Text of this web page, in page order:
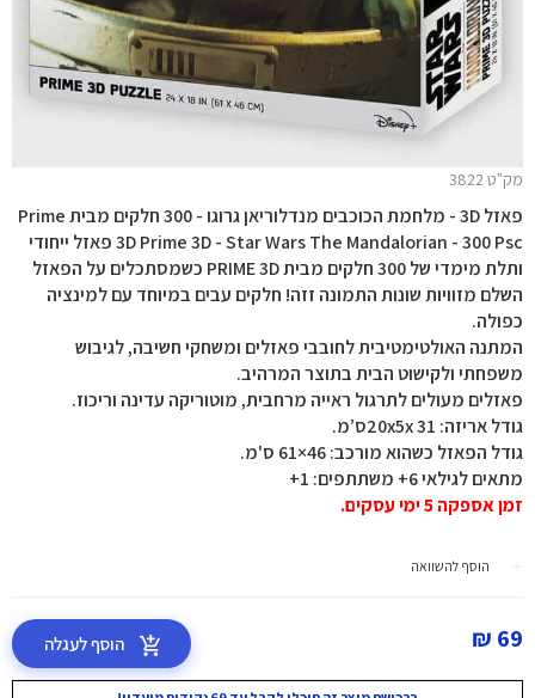
מק"ט 3822
פאזל 3D - מלחמת הכוכבים מנדלוריאן גרוגו - 300 חלקים מבית Prime
3D Prime 3D - Star Wars The Mandalorian - 300 Psc פאזל ייחודי
ותלת מימדי של 300 חלקים מבית PRIME 3D כשמסתכלים על הפאזל
השלם מזוויות שונות התמונה זזה! חלקים עבים במיוחד עם למינציה
כפולה.
המתנה האולטימטיבית לחובבי פאזלים ומשחקי חשיבה, לגיבוש
משפחתי ולקישוט הבית בתוצר המרהיב.
פאזלים מעולים לתרגול ראייה מרחבית, מוטוריקה עדינה וריכוז.
גודל אריזה: 31 20x5xס’מ.
גודל הפאזל כשהוא מורכב: 46×61 ס'מ.
מתאים לגילאי 6+ משתתפים: 1+
זמן אספקה 5 ימי עסקים.
הוסף להשוואה
69 ₪ הוסף לעגלה